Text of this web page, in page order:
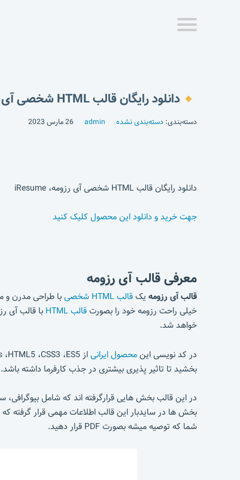
دانلود رایگان قالب HTML شخصی آی رزومه، iResume
دسته‌بندی: دسته‌بندی نشده admin 26 مارس 2023
دانلود رایگان قالب HTML شخصی آی رزومه، iResume
جهت خرید و دانلود این محصول کلیک کنید
معرفی قالب آی رزومه
قالب آی رزومه یکقالب HTML شخصی
با طراحی مدرن و
خیلی راحت رزومه خود را بصورتقالب HTML
خواهد شد.
در کد نویسی اینمحصول ایرانی
بخشید تا تاثیر پذیری بیشتری در جذب کارفرما داشته باشد.
در این قالب بخش هایی قرارگرفته اند که شامل
بخش ها در سایدبار این قالب اطلاعات مهمی قرار گرفته
شما که توصیه میشه بصورت PDF قرار دهید.